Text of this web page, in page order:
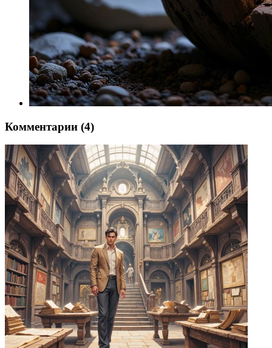
Комментарии (4)